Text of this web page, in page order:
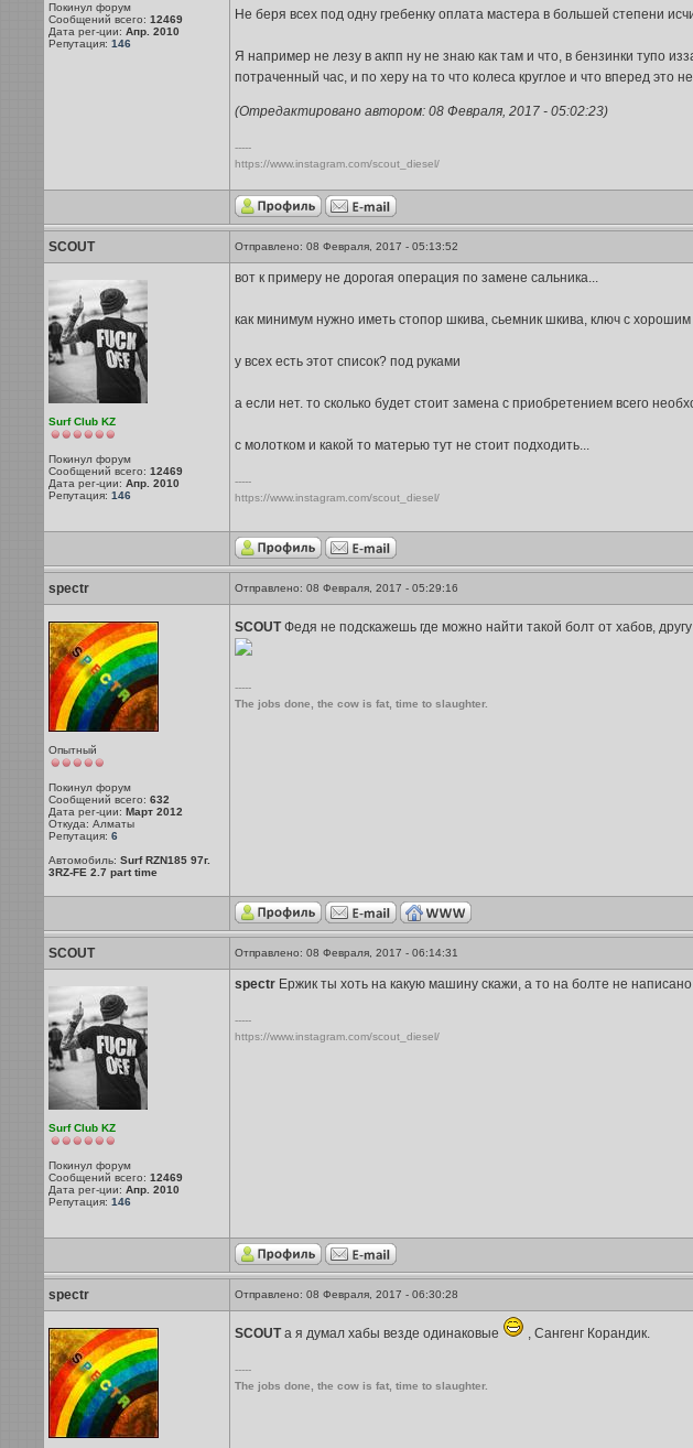
Покинул форум
Сообщений всего: 12469
Дата рег-ции: Апр. 2010
Репутация: 146
Не беря всех под одну гребенку оплата мастера в большей степени
Я например не лезу в акпп ну не знаю как там и что, в бензинки тупо
потраченный час, и по херу на то что колеса круглое и что вперед это
(Отредактировано автором: 08 Февраля, 2017 - 05:02:23)
-----
https://www.instagram.com/scout_diesel/
SCOUT Отправлено: 08 Февраля, 2017 - 05:13:52
Surf Club KZ
Покинул форум
Сообщений всего: 12469
Дата рег-ции: Апр. 2010
Репутация: 146
вот к примеру не дорогая операция по замене сальника...
как минимум нужно иметь стопор шкива, сьемник шкива, ключ с
у всех есть этот список? под руками
а если нет. то сколько будет стоит замена с приобретением всего
с молотком и какой то матерью тут не стоит подходить...
-----
https://www.instagram.com/scout_diesel/
spectr Отправлено: 08 Февраля, 2017 - 05:29:16
Опытный
Покинул форум
Сообщений всего: 632
Дата рег-ции: Март 2012
Откуда: Алматы
Репутация: 6
Автомобиль: Surf RZN185 97г.
3RZ-FE 2.7 part time
SCOUTФедя не подскажешь где можно найти такой болт от хабов,
-----
The jobs done, the cow is fat, time to slaughter.
SCOUT Отправлено: 08 Февраля, 2017 - 06:14:31
Surf Club KZ
Покинул форум
Сообщений всего: 12469
Дата рег-ции: Апр. 2010
Репутация: 146
spectrЕржик ты хоть на какую машину скажи, а то на болте не
-----
https://www.instagram.com/scout_diesel/
spectr Отправлено: 08 Февраля, 2017 - 06:30:28
SCOUTа я думал хабы везде одинаковые , Сангенг Корандик.
-----
The jobs done, the cow is fat, time to slaughter.